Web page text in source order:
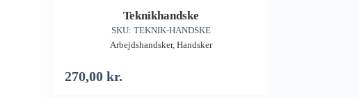
Teknikhandske
SKU: TEKNIK-HANDSKE
Arbejdshandsker,Handsker
270,00 kr.